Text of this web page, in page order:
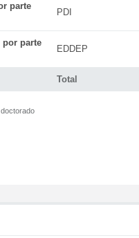
Total
parte
PDI
por parte
EDDEP